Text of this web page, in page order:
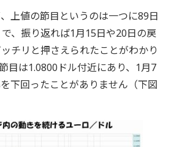
上値の節目というのは一つに89日
、振り返れば1月15日や20日の戻
チリと押さえられたことがわかり
目は1.0800ドル付近にあり、1月7
下回ったことがありません（下図